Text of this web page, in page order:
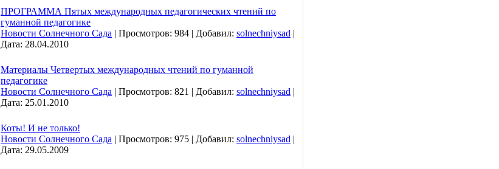
ПРОГРАММА Пятых международных педагогических чтений по
гуманной педагогике
Новости Солнечного Сада | Просмотров: 984 | Добавил: solnechniysad |
Дата: 28.04.2010
Материалы Четвертых международных чтений по гуманной
педагогике
Новости Солнечного Сада | Просмотров: 821 | Добавил: solnechniysad |
Дата: 25.01.2010
Коты! И не только!
Новости Солнечного Сада | Просмотров: 975 | Добавил: solnechniysad |
Дата: 29.05.2009